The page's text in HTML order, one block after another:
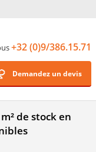
+32 (0)9/386.15.71
Demandez un devis
de stock en